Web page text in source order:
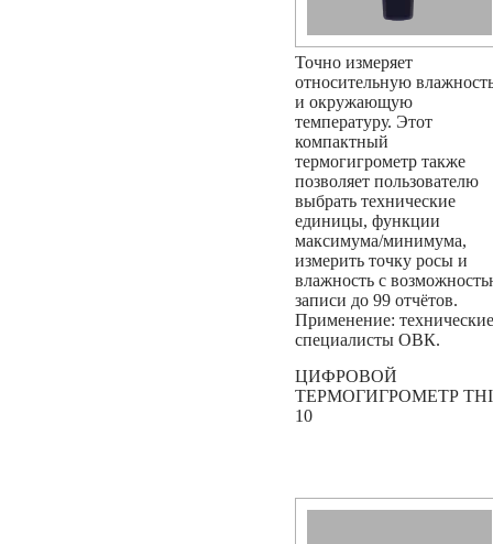
Точно измеряет
относительную
и окружающую
температуру. Этот
компактный
термогигрометр также
позволяет пользователю
выбрать технические
единицы, функции
максимума/минимума,
измерить точку росы и
влажность с
записи до 99 отчётов.
Применение: технические
специалисты ОВК.
ЦИФРОВОЙ
ТЕРМОГИГРОМЕТР
10